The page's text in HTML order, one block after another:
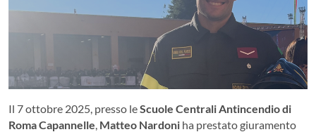
Il 7 ottobre 2025, presso leScuole Centrali Antincendio di
Roma Capannelle, Matteo Nardoni ha prestato giuramento